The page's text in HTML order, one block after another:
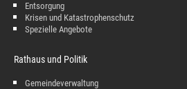
Entsorgung
Krisen und Katastrophenschutz
Spezielle Angebote
Rathaus und Politik
Gemeindeverwaltung